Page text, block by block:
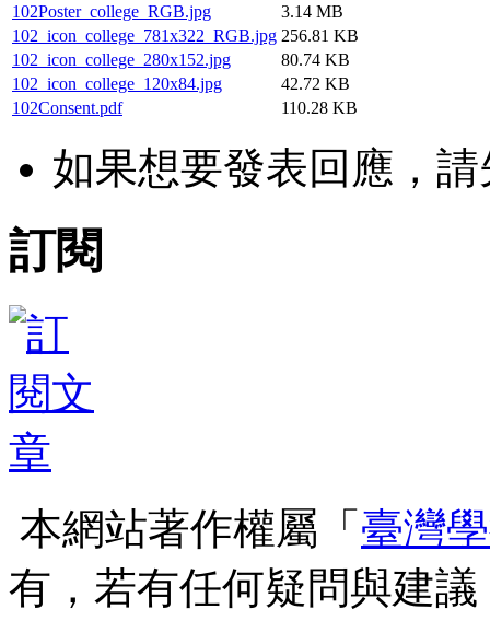
102Poster_college_RGB.jpg
3.14 MB
102_icon_college_781x322_RGB.jpg 256.81 KB
102_icon_college_280x152.jpg
80.74 KB
102_icon_college_120x84.jpg
42.72 KB
102Consent.pdf
110.28 KB
如果想要發表回應，請
訂閱
本網站著作權屬「 臺灣
有，若有任何疑問與建